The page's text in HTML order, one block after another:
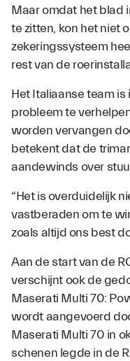
Maar omdat het blad
te zitten, kon het niet
zekeringssysteem
rest van de
Het Italiaanse team
probleem te
worden vervangen
betekent dat de
aandewinds over
“Het is overduidelijk
vastberaden om te
zoals altijd ons best
Aan de start van de
verschijnt ook de
Maserati Multi 70:
wordt aangevoerd
Maserati Multi 70 in
schenen legde in de